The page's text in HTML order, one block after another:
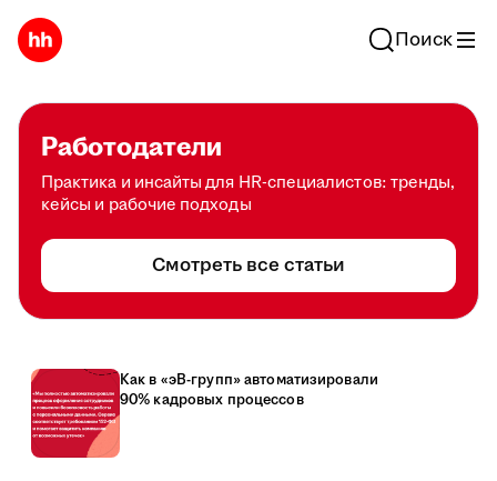
Поиск
Работодатели
Практика и инсайты для HR-специалистов: тренды,
кейсы и рабочие подходы
Смотреть все статьи
Как в «эВ-групп» автоматизировали
90% кадровых процессов